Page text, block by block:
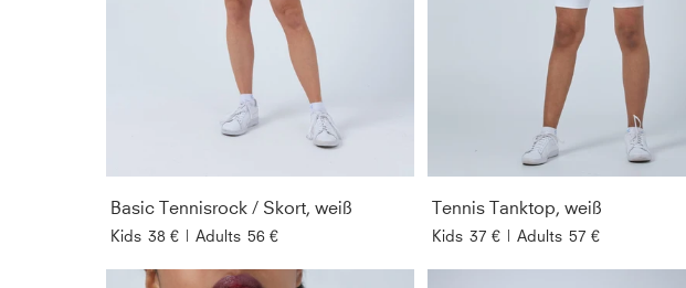
Basic Tennisrock / Skort, weiß
Kids 38 € | Adults 56 €
Tennis Tanktop, weiß
Kids 37 € | Adults 57 €